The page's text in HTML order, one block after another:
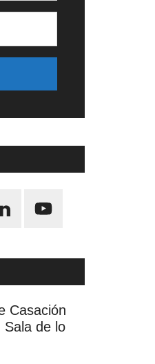
Casación
Sala de lo